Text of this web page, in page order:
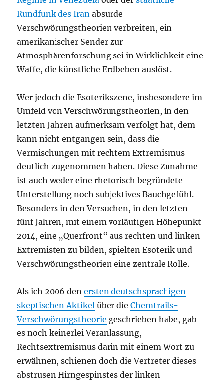
Rundfunk des Iran absurde
Verschwörungstheorien verbreiten, ein
amerikanischer Sender zur
Atmosphärenforschung sei in Wirklichkeit eine
Waffe, die künstliche Erdbeben auslöst.
Wer jedoch die Esoterikszene, insbesondere im
Umfeld von Verschwörungstheorien, in den
letzten Jahren aufmerksam verfolgt hat, dem
kann nicht entgangen sein, dass die
Vermischungen mit rechtem Extremismus
deutlich zugenommen haben. Diese Zunahme
ist auch weder eine rhetorisch begründete
Unterstellung noch subjektives Bauchgefühl.
Besonders in den Versuchen, in den letzten
fünf Jahren, mit einem vorläufigen Höhepunkt
2014, eine „Querfront“ aus rechten und linken
Extremisten zu bilden, spielten Esoterik und
Verschwörungstheorien eine zentrale Rolle.
Als ich 2006 denersten deutschsprachigen
skeptischen Aktikel über dieChemtrails-
Verschwörungstheorie geschrieben habe, gab
es noch keinerlei Veranlassung,
Rechtsextremismus darin mit einem Wort zu
erwähnen, schienen doch die Vertreter dieses
abstrusen Hirngespinstes der linken